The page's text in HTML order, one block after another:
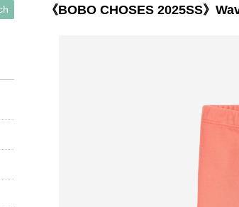
《BOBO CHOSES 2025SS》